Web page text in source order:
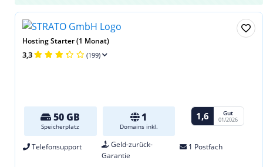
Hosting Starter (1 Monat)
3,3 (199)
50 GB
Speicherplatz
1
Domains inkl.
1,6 Gut
01/2026
Telefonsupport
Geld-zurück-
Garantie
1 Postfach